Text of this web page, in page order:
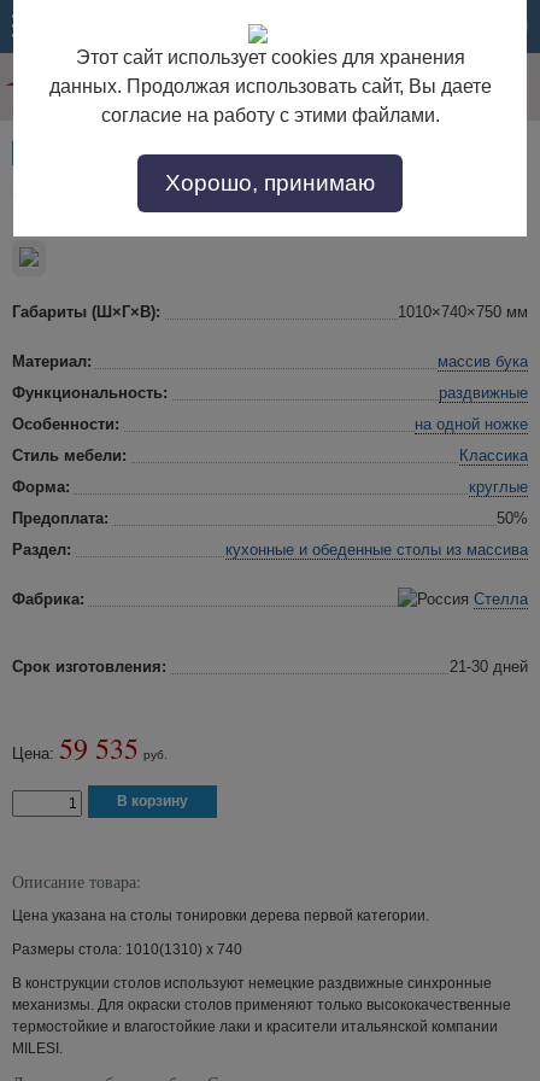
31760
Стол раздвижной "Балли"-3 овальный
Габариты (Ш×Г×В): 1010×740×750 мм
Материал:
массив бука
Функциональность:
раздвижные
Особенности:
на одной ножке
Стиль мебели:
Классика
Форма:
круглые
Предоплата:
50%
Раздел:
кухонные и обеденные столы из массива
Фабрика: Стелла
Срок изготовления: 21-30 дней
Цена: 59 535 руб.
Описание товара:
Цена указана на столы тонировки дерева первой категории.
Размеры стола: 1010(1310) х 740
В конструкции столов используют немецкие раздвижные синхронные
механизмы. Для окраски столов применяют только высококачественные
термостойкие и влагостойкие лаки и красители итальянской компании
MILESI.
Этот сайт использует cookies для хранения
данных. Продолжая использовать сайт, Вы даете
согласие на работу с этими файлами.
Хорошо, принимаю